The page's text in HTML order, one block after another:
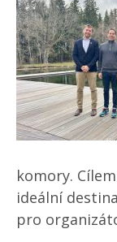
komory.
ideální
pro